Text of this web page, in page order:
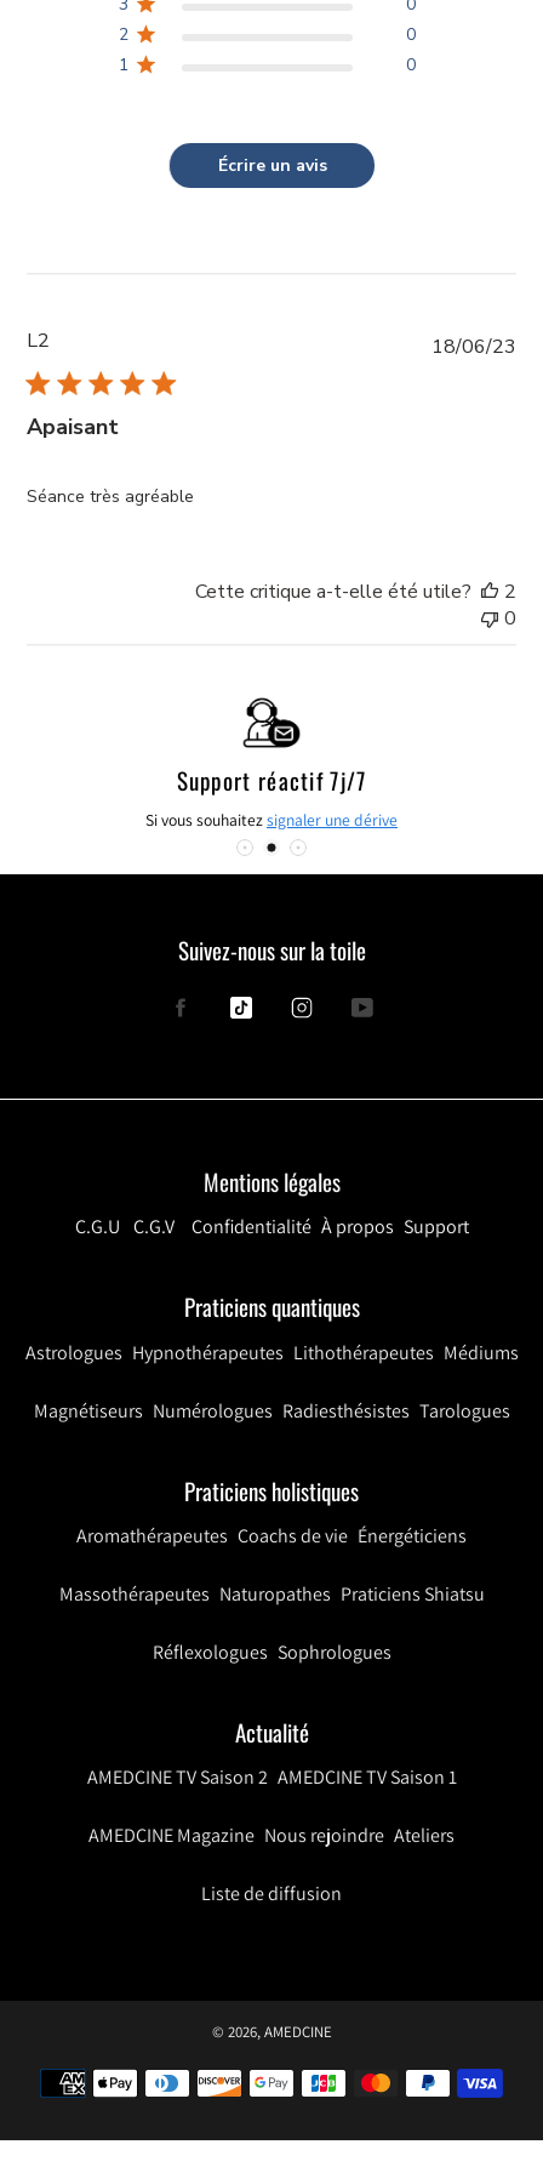
mon salon thérapeutique qu'à distance.
2
0
1
0
Écrire un avis
L2
Apaisant
Séance très agréable
18/06/23
Cette critique a-t-elle été utile?
2
0
Support réactif 7j/7
Si vous souhaitezsignaler une dérive
Suivez-nous sur la toile
FacebookTiktok InstagramYouTube
Mentions légales
C.G.U C.G.V Confidentialité À propos Support
Praticiens quantiques
Astrologues Hypnothérapeutes Lithothérapeutes Médiums
Magnétiseurs Numérologues Radiesthésistes Tarologues
Praticiens holistiques
Aromathérapeutes Coachs de vie Énergéticiens
Massothérapeutes Naturopathes Praticiens Shiatsu
Réflexologues Sophrologues
Actualité
AMEDCINE TV Saison 2 AMEDCINE TV Saison 1
AMEDCINE Magazine Nous rejoindre Ateliers
Liste de diffusion
© 2026,AMEDCINE
Méthodes
de